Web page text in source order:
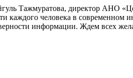
Тажмуратова, директор АНО
каждого человека в современном
информации. Ждем всех